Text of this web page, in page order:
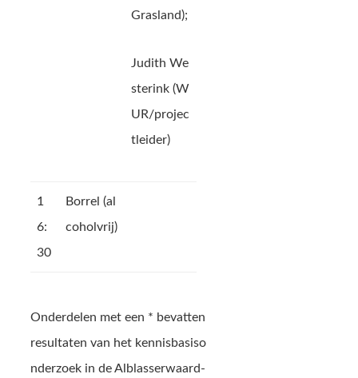
Grasland);
Judith We
sterink (W
UR/projec
tleider)
1
6:
30
Borrel (al
coholvrij)
Onderdelen met een * bevatten
resultaten van het kennisbasiso
nderzoek in de Alblasserwaard-